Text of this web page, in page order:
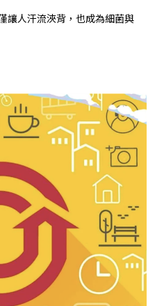
讓人汗流浹背，也成為細菌與